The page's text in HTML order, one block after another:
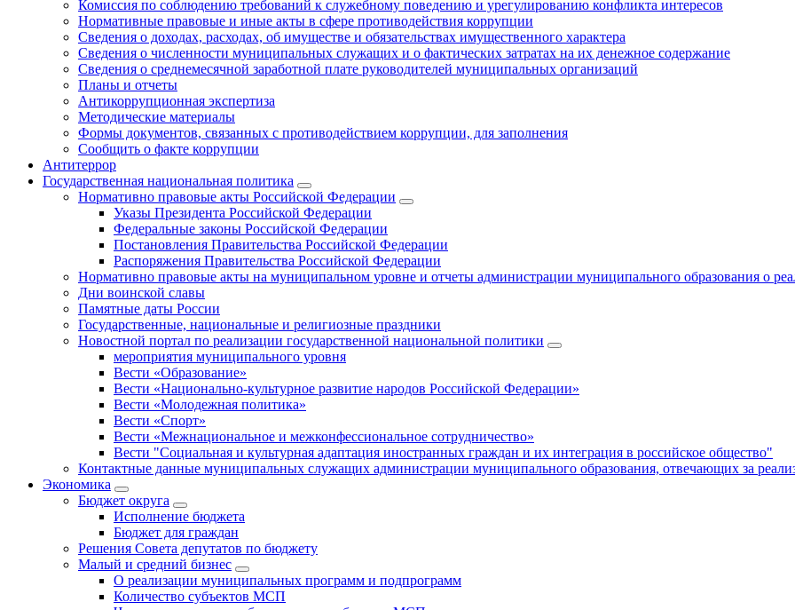
Комиссия по соблюдению требований к служебному поведению и урегулированию конфликта интересов
Нормативные правовые и иные акты в сфере противодействия коррупции
Сведения о доходах, расходах, об имуществе и обязательствах имущественного характера
Сведения о численности муниципальных служащих и о фактических затратах на их денежное содержание
Сведения о среднемесячной заработной плате руководителей муниципальных организаций
Планы и отчеты
Антикоррупционная экспертиза
Методические материалы
Формы документов, связанных с противодействием коррупции, для заполнения
Сообщить о факте коррупции
Антитеррор
Государственная национальная политика
Нормативно правовые акты Российской Федерации
Указы Президента Российской Федерации
Федеральные законы Российской Федерации
Постановления Правительства Российской Федерации
Распоряжения Правительства Российской Федерации
Нормативно правовые акты на муниципальном уровне и отчеты администрации муниципального образования о
Дни воинской славы
Памятные даты России
Государственные, национальные и религиозные праздники
Новостной портал по реализации государственной национальной политики
мероприятия муниципального уровня
Вести «Образование»
Вести «Национально-культурное развитие народов Российской Федерации»
Вести «Молодежная политика»
Вести «Спорт»
Вести «Межнациональное и межконфессиональное сотрудничество»
Вести "Социальная и культурная адаптация иностранных граждан и их интеграция в российское общество"
Контактные данные муниципальных служащих администрации муниципального образования, отвечающих за
Экономика
Бюджет округa
Исполнение бюджета
Бюджет для граждан
Решения Совета депутатов по бюджету
Малый и средний бизнес
О реализации муниципальных программ и подпрограмм
Количество субъектов МСП